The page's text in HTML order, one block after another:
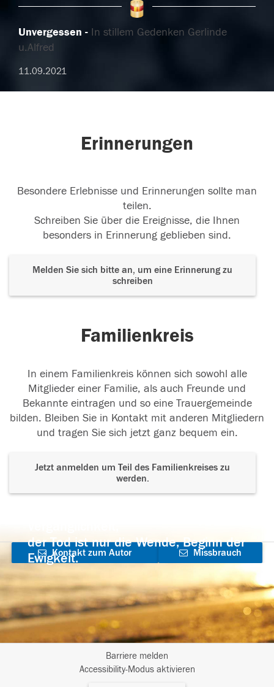
Unvergessen
In stillem Gedenken Gerlinde
u.Alfred
11.09.2021
Erinnerungen
Besondere Erlebnisse und Erinnerungen sollte man
teilen.
Schreiben Sie über die Ereignisse, die Ihnen
besonders in Erinnerung geblieben sind.
Melden Sie sich bitte an, um eine Erinnerung zu
schreiben
Familienkreis
In einem Familienkreis können sich sowohl alle
Mitglieder einer Familie, als auch Freunde und
Bekannte eintragen und so eine Trauergemeinde
bilden. Bleiben Sie in Kontakt mit anderen Mitgliedern
und tragen Sie sich jetzt ganz bequem ein.
Jetzt anmelden um Teil des Familienkreises zu
werden.
der Tod ist nur die Wende, Beginn der
Ewigkeit.
Kontakt zum Autor
aufnehmen
Missbrauch
Barriere melden
Accessibility-Modus aktivieren